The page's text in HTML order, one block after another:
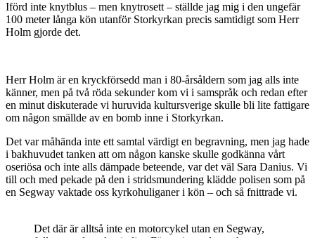
Iförd inte knytblus – men knytrosett – ställde jag mig i den ungefär
100 meter långa kön utanför Storkyrkan precis samtidigt som Herr
Holm gjorde det.
Herr Holm är en kryckförsedd man i 80-årsåldern som jag alls inte
känner, men på två röda sekunder kom vi i samspråk och redan efter
en minut diskuterade vi huruvida kultursverige skulle bli lite fattigare
om någon smällde av en bomb inne i Storkyrkan.
Det var måhända inte ett samtal värdigt en begravning, men jag hade
i bakhuvudet tanken att om någon kanske skulle godkänna vårt
oseriösa och inte alls dämpade beteende, var det väl Sara Danius. Vi
till och med pekade på den i stridsmundering klädde polisen som på
en Segway vaktade oss kyrkohuliganer i kön – och så fnittrade vi.
Det där är alltså inte en motorcykel utan en Segway,